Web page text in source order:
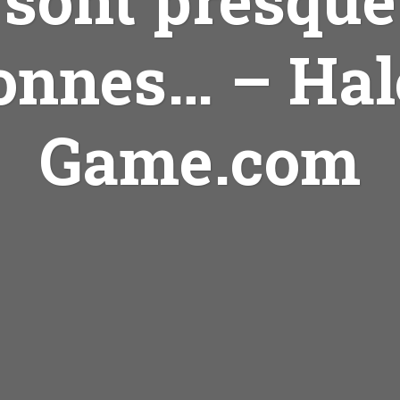
–
Game.com